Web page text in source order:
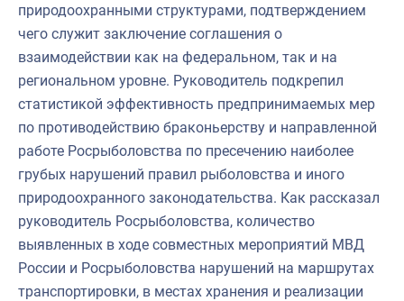
природоохранными структурами, подтверждением
чего служит заключение соглашения о
взаимодействии как на федеральном, так и на
региональном уровне. Руководитель подкрепил
статистикой эффективность предпринимаемых мер
по противодействию браконьерству и направленной
работе Росрыболовства по пресечению наиболее
грубых нарушений правил рыболовства и иного
природоохранного законодательства. Как рассказал
руководитель Росрыболовства, количество
выявленных в ходе совместных мероприятий МВД
России и Росрыболовства нарушений на маршрутах
транспортировки, в местах хранения и реализации